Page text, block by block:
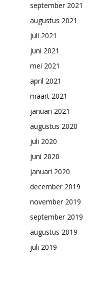
september 2021
augustus 2021
juli 2021
juni 2021
mei 2021
april 2021
maart 2021
januari 2021
augustus 2020
juli 2020
juni 2020
januari 2020
december 2019
november 2019
september 2019
augustus 2019
juli 2019